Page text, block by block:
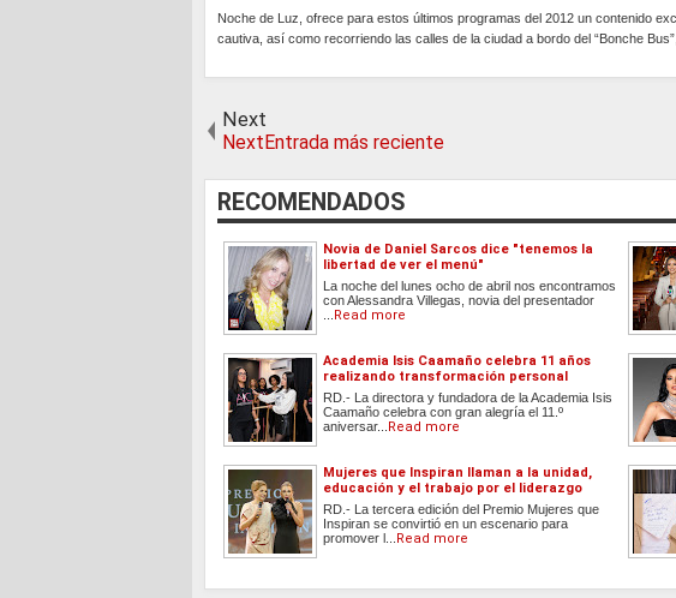
Noche de Luz, ofrece para estos últimos programas del 2012 un contenido
cautiva, así como recorriendo las calles de la ciudad a bordo del “Bonche
Next
NextEntrada más reciente
RECOMENDADOS
Novia de Daniel Sarcos dice "tenemos la
libertad de ver el menú"
La noche del lunes ocho de abril nos encontramos
con Alessandra Villegas, novia del presentador
Read more
Academia Isis Caamaño celebra 11 años
realizando transformación personal
RD.- La directora y fundadora de la Academia Isis
Caamaño celebra con gran alegría el 11.º
aniversar...
Read more
Mujeres que Inspiran llaman a la unidad,
educación y el trabajo por el liderazgo
RD.- La tercera edición del Premio Mujeres que
Inspiran se convirtió en un escenario para
promover l...
Read more